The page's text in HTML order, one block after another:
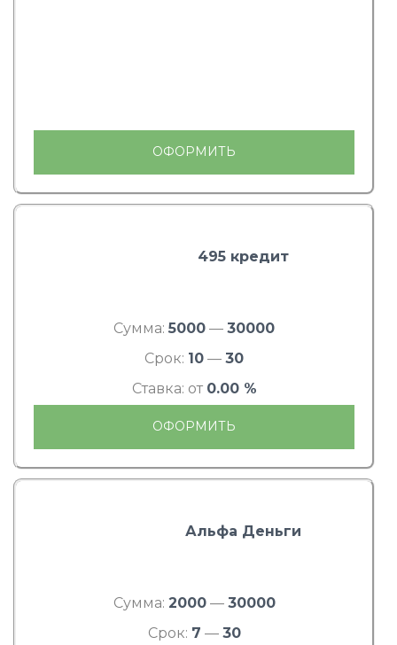
ОФОРМИТЬ
495 кредит
Сумма: 5000 — 30000
Срок: 10 — 30
Ставка: от 0.00 %
ОФОРМИТЬ
Альфа Деньги
Сумма: 2000— 30000
Срок: 7 — 30